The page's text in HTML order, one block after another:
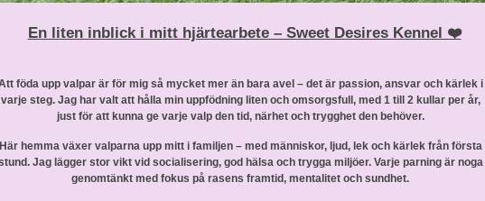
En liten inblick i mitt hjärtearbete – Sweet Desires Kennel ❤️
föda upp valpar är för mig så mycket mer än bara avel – det är passion, ansvar och kärlek i
varje steg. Jag har valt att hålla min uppfödning liten och omsorgsfull, med 1 till 2 kullar per år,
just för att kunna ge varje valp den tid, närhet och trygghet den behöver.
Här hemma växer valparna upp mitt i familjen – med människor, ljud, lek och kärlek från första
Jag lägger stor vikt vid socialisering, god hälsa och trygga miljöer. Varje parning är noga
genomtänkt med fokus på rasens framtid, mentalitet och sundhet.